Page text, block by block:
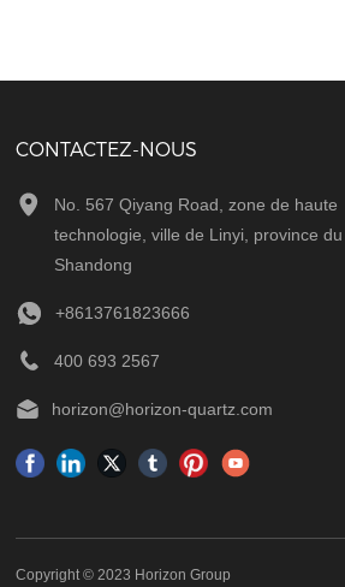
CONTACTEZ-NOUS
No. 567 Qiyang Road, zone de haute
technologie, ville de Linyi, province du
Shandong
+8613761823666
400 693 2567
horizon@horizon-quartz.com
Copyright © 2023 Horizon Group